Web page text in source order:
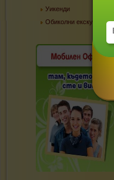
Уикенди
Обиколни екскурзии